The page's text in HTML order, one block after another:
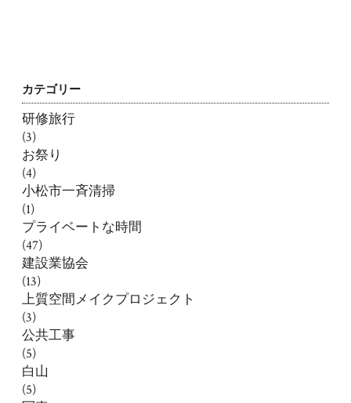
カテゴリー
研修旅行
(3)
お祭り
(4)
小松市一斉清掃
(1)
プライベートな時間
(47)
建設業協会
(13)
上質空間メイクプロジェクト
(3)
公共工事
(5)
白山
(5)